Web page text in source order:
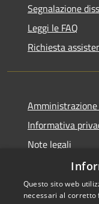
Segnalazione
Leggi le FAQ
Richiesta
Informativa
Note legali
Dichiarazione di
Questo sito web
necessari al corretto